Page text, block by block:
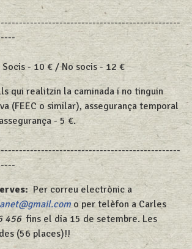
Socis - 10 € / No socis - 12 €
qui realitzin la caminada i no tinguin
(FEEC o similar), assegurança temporal
- 5 €.
Per correu electrònic a
o per telèfon a Carles
456fins el dia 15 de setembre. Les
(56 places)!!